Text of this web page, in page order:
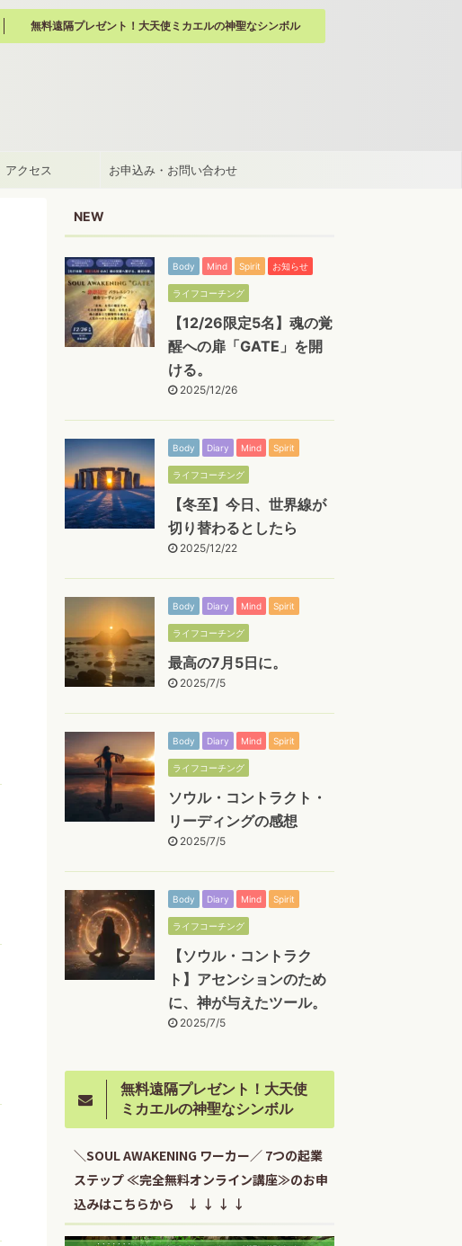
無料遠隔プレゼント！大天使ミカエルの神聖なシンボル
アクセス お申込み・お問い合わせ
NEW
Body Mind Spirit お知らせ
ライフコーチング
【12/26限定5名】魂の覚
醒への扉「GATE」を開
ける。
2025/12/26
Body Diary Mind Spirit
ライフコーチング
【冬至】今日、世界線が
切り替わるとしたら
2025/12/22
Body Diary Mind Spirit
ライフコーチング
最高の7月5日に。
2025/7/5
Body Diary Mind Spirit
ライフコーチング
ソウル・コントラクト・
リーディングの感想
2025/7/5
Body Diary Mind Spirit
ライフコーチング
【ソウル・コントラク
ト】アセンションのため
に、神が与えたツール。
2025/7/5
無料遠隔プレゼント！大天使
ミカエルの神聖なシンボル
＼SOUL AWAKENING ワーカー／ 7つの起業
ステップ ≪完全無料オンライン講座≫のお申
込みはこちらから ↓ ↓ ↓ ↓